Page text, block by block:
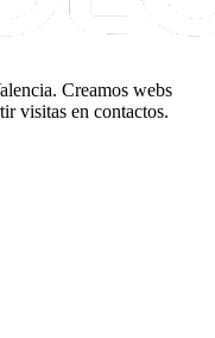
Creamos webs
visitas en contactos.